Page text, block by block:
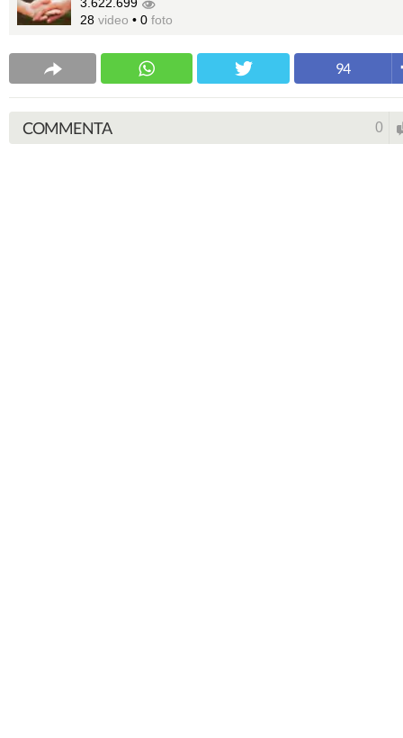
3.622.699
28 video • 0 foto
94
COMMENTA 0